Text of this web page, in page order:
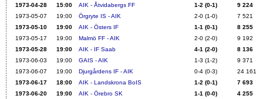
1973-04-28
15:00 AIK - Åtvidabergs FF 1-2 (0-1)
9 224
1973-05-07
19:00 Örgryte IS - AIK 2-0 (1-0)
7 521
1973-05-10
19:00 AIK - Östers IF 1-1 (0-1)
8 255
1973-05-17
19:00 Malmö FF - AIK 2-0 (2-0)
9 192
1973-05-28
19:00 AIK - IF Saab 4-1 (2-0)
8 136
1973-06-03
19:00 GAIS - AIK 1-3 (1-2)
9 371
1973-06-07
19:00 Djurgårdens IF - AIK 0-4 (0-3)
24 161
1973-06-17
18:00 AIK - Landskrona BoIS 1-2 (0-1)
7 693
1973-06-20
19:00 AIK - Örebro SK 1-1 (0-0)
4 255